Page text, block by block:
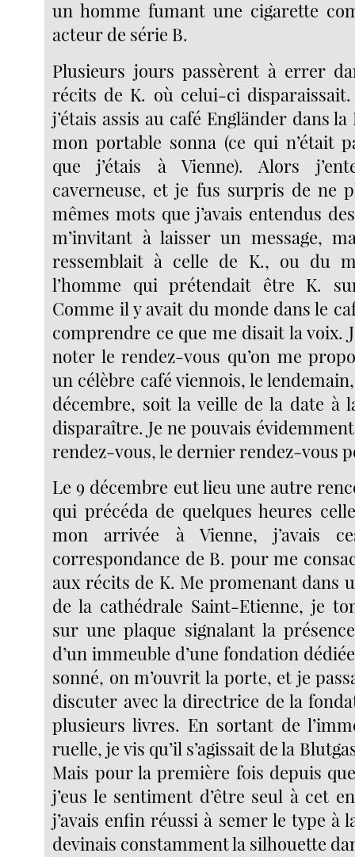
un homme fumant une cigarette
acteur de série B.
Plusieurs jours passèrent à errer
récits de K. où celui-ci
j’étais assis au café Engländer dans la
mon portable sonna (ce qui n’était
que j’étais à Vienne). Alors
caverneuse, et je fus surpris de ne
mêmes mots que j’avais entendus
m’invitant à laisser un message,
ressemblait à celle de K., ou du
l’homme qui prétendait être K.
Comme il y avait du monde dans le
comprendre ce que me disait la voix.
noter le rendez-vous qu’on me
un célèbre café viennois, le
décembre, soit la veille de la date à
disparaître. Je ne pouvais
rendez-vous, le dernier rendez-vous
Le 9 décembre eut lieu une autre
qui précéda de quelques heures
mon arrivée à Vienne, j’avais
correspondance de B. pour me
aux récits de K. Me promenant dans
de la cathédrale Saint-Etienne, je
sur une plaque signalant la
d’un immeuble d’une fondation
sonné, on m’ouvrit la porte, et je
discuter avec la directrice de la
plusieurs livres. En sortant de
ruelle, je vis qu’il s’agissait de la
Mais pour la première fois depuis
j’eus le sentiment d’être seul à cet
j’avais enfin réussi à semer le type à
devinais constamment la silhouette